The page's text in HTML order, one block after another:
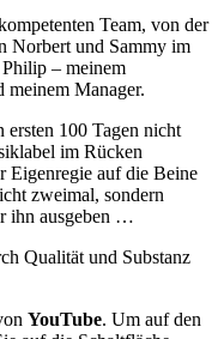
Team, von der
Norbert und Sammy im
– meinem
meinem Manager.
ersten 100 Tagen nicht
im Rücken
Eigenregie auf die Beine
zweimal, sondern
ihn ausgeben …
Qualität und Substanz
YouTube. Um auf den